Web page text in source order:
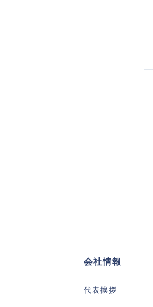
会社情報
代表挨拶